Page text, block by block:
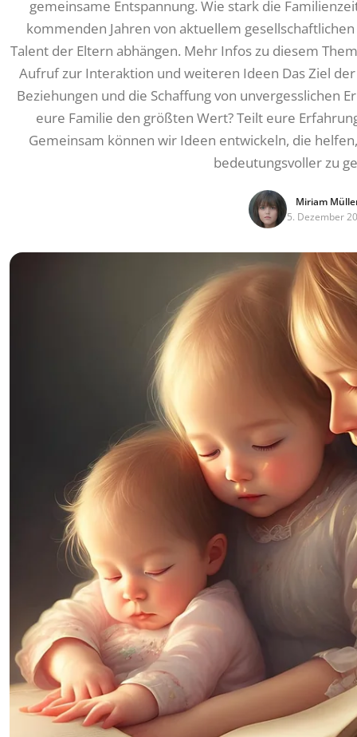
gemeinsame Entspannung. Wie stark die
kommenden Jahren von aktuellem
Talent der Eltern abhängen. Mehr Infos zu diesem
Aufruf zur Interaktion und weiteren Ideen Das Ziel
Beziehungen und die Schaffung von unvergesslichen
eure Familie den größten Wert? Teilt eure
Gemeinsam können wir Ideen entwickeln, die
bedeutungsvoller zu
Miriam
5. Dezember